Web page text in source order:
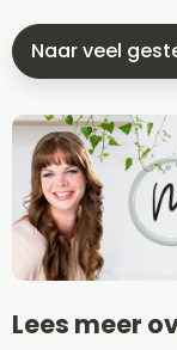
Naar veel
Lees meer